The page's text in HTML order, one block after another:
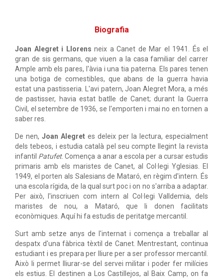
Biografia
Joan Alegret i Llorens neix a Canet de Mar el 1941. És el
gran de sis germans, que viuen a la casa familiar del carrer
Ample amb els pares, l'àvia i una tia paterna. Els pares tenen
una botiga de comestibles, que abans de la guerra havia
estat una pastisseria. L'avi patern, Joan Alegret Mora, a més
de pastisser, havia estat batlle de Canet; durant la Guerra
Civil, el setembre de 1936, se l'emporten i mai no en tornen a
saber res.
De nen, Joan Alegret es deleix per la lectura, especialment
dels tebeos, i estudia català pel seu compte llegint la revista
infantil Patufet. Comença a anar a escola per a cursar estudis
primaris amb els maristes de Canet, al Col·legi Yglesias. El
1949, el porten als Salesians de Mataró, en règim d'intern. És
una escola rígida, de la qual surt poc i on no s'arriba a adaptar.
Per això, l'inscriuen com intern al Col·legi Valldemia, dels
maristes de nou, a Mataró, que li donen facilitats
econòmiques. Aquí hi fa estudis de peritatge mercantil.
Surt amb setze anys de l'internat i comença a treballar al
despatx d'una fàbrica tèxtil de Canet. Mentrestant, continua
estudiant i es prepara per lliure per a ser professor mercantil.
Això li permet lliurar-se del servei militar i poder fer milícies
els estius. El destinen a Los Castillejos, al Baix Camp, on fa